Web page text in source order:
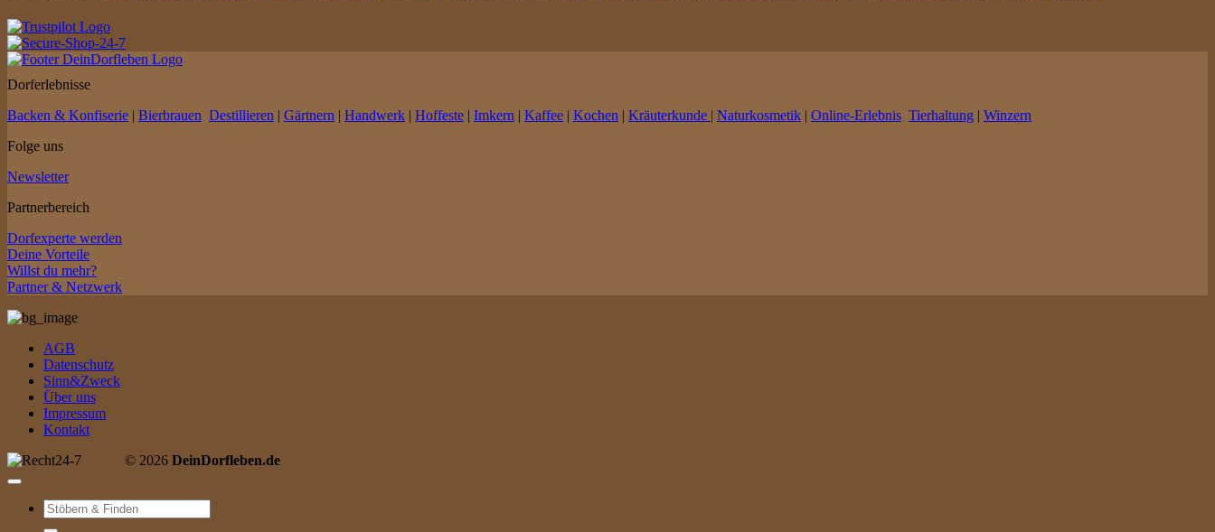
Dorferlebnisse
Backen & Konfiserie | Bierbrauen Destillieren | Gärtnern | Handwerk | Hoffeste | Imkern | Kaffee | Kochen | Kräuterkunde | Naturkosmetik | Online-Erlebnis Tierhaltung | Winzern
Folge uns
Newsletter
Partnerbereich
Dorfexperte werden
Deine Vorteile
Willst du mehr?
Partner & Netzwerk
AGB
Datenschutz
Sinn&Zweck
Über uns
Impressum
Kontakt
© 2026 DeinDorfleben.de
Suche
nach: